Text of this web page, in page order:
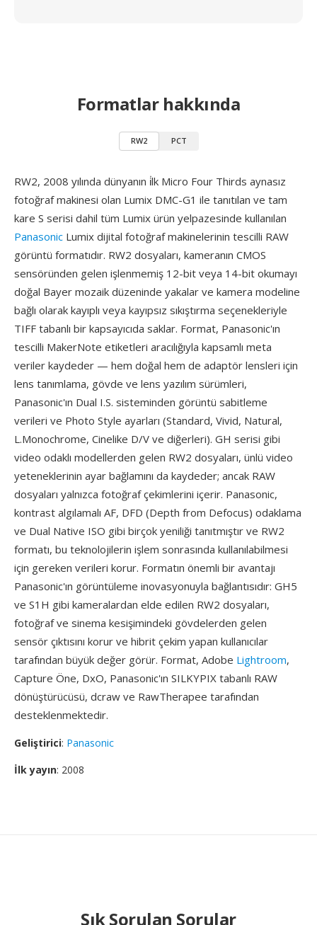
Formatlar hakkında
RW2 PCT
RW2, 2008 yılında dünyanın i̇lk Micro Four Thirds aynasız
fotoğraf makinesi olan Lumix DMC-G1 ile tanıtılan ve tam
kare S serisi dahil tüm Lumix ürün yelpazesinde kullanılan
Panasonic Lumix dijital fotoğraf makinelerinin tescilli RAW
görüntü formatıdır. RW2 dosyaları, kameranın CMOS
sensöründen gelen işlenmemiş 12-bit veya 14-bit okumayı
doğal Bayer mozaik düzeninde yakalar ve kamera modeline
bağlı olarak kayıplı veya kayıpsız sıkıştırma seçenekleriyle
TIFF tabanlı bir kapsayıcıda saklar. Format, Panasonic'ın
tescilli MakerNote etiketleri aracılığıyla kapsamlı meta
veriler kaydeder — hem doğal hem de adaptör lensleri için
lens tanımlama, gövde ve lens yazılım sürümleri,
Panasonic'ın Dual I.S. sisteminden görüntü sabitleme
verileri ve Photo Style ayarları (Standard, Vivid, Natural,
L.Monochrome, Cinelike D/V ve diğerleri). GH serisi gibi
video odaklı modellerden gelen RW2 dosyaları, ünlü video
yeteneklerinin ayar bağlamını da kaydeder; ancak RAW
dosyaları yalnızca fotoğraf çekimlerini içerir. Panasonic,
kontrast algılamalı AF, DFD (Depth from Defocus) odaklama
ve Dual Native ISO gibi birçok yeniliği tanıtmıştır ve RW2
formatı, bu teknolojilerin işlem sonrasında kullanılabilmesi
için gereken verileri korur. Formatın önemli bir avantajı
Panasonic'ın görüntüleme inovasyonuyla bağlantısıdır: GH5
ve S1H gibi kameralardan elde edilen RW2 dosyaları,
fotoğraf ve sinema kesişimindeki gövdelerden gelen
sensör çıktısını korur ve hibrit çekim yapan kullanıcılar
tarafından büyük değer görür. Format, Adobe Lightroom,
Capture Öne, DxO, Panasonic'ın SILKYPIX tabanlı RAW
dönüştürücüsü, dcraw ve RawTherapee tarafından
desteklenmektedir.
Geliştirici: Panasonic
İlk yayın: 2008
Sık Sorulan Sorular